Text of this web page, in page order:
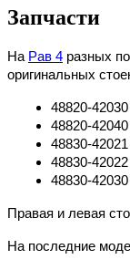
Запчасти
На Рав 4 разных
оригинальных
48820-
48820-
48830-
48830-
48830-
Правая и левая
На последние